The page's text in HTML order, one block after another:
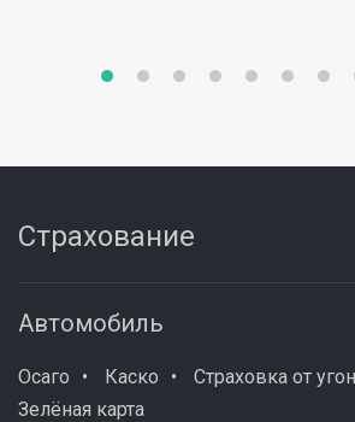
Страхование
Автомобиль
Осаго Каско
Страховка от
Зелёная карта